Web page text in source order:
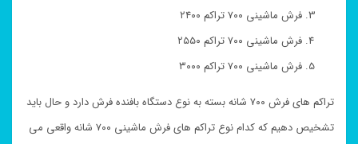
فرش ماشینی ۷۰۰ تراکم ۲۴۰۰
فرش ماشینی ۷۰۰ تراکم ۲۵۵۰
فرش ماشینی ۷۰۰ تراکم ۳۰۰۰
تراکم های فرش ۷۰۰ شانه بسته به نوع دستگاه بافنده فرش دارد و حال باید
تشخیص دهیم که کدام نوع تراکم های فرش ماشینی ۷۰۰ شانه واقعی می